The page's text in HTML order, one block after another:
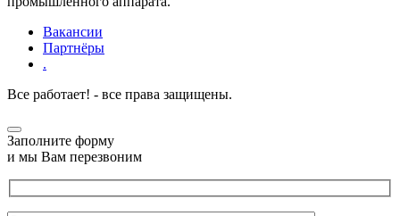
Вакансии
Партнёры
.
Все работает! - все права защищены.
Заполните форму
и мы Вам перезвоним